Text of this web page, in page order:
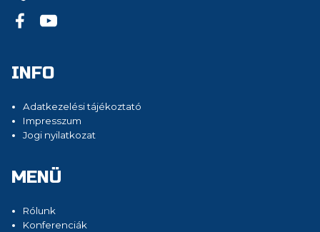
INFO
Adatkezelési tájékoztató
Impresszum
Jogi nyilatkozat
MENÜ
Rólunk
Konferenciák